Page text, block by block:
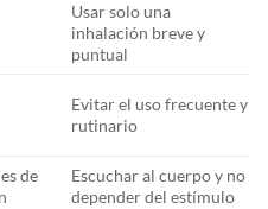
Usar solo una
inhalación breve y
puntual
Evitar el uso frecuente y
rutinario
de
Escuchar al cuerpo y no
depender del estímulo